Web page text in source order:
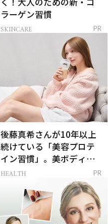
ラーゲン習慣
SKINCARE PR
後藤真希さんが10年以上
続けている「美容プロテ
イン習慣」。美ボディを
支える朝ルーティンと
HEALTH PR